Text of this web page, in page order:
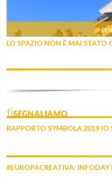
LE
LO SPAZIO NON È MAI STATO
tiSEGNALIAMO
RAPPORTO SYMBOLA 2019 IO
#EUROPACREATIVA: